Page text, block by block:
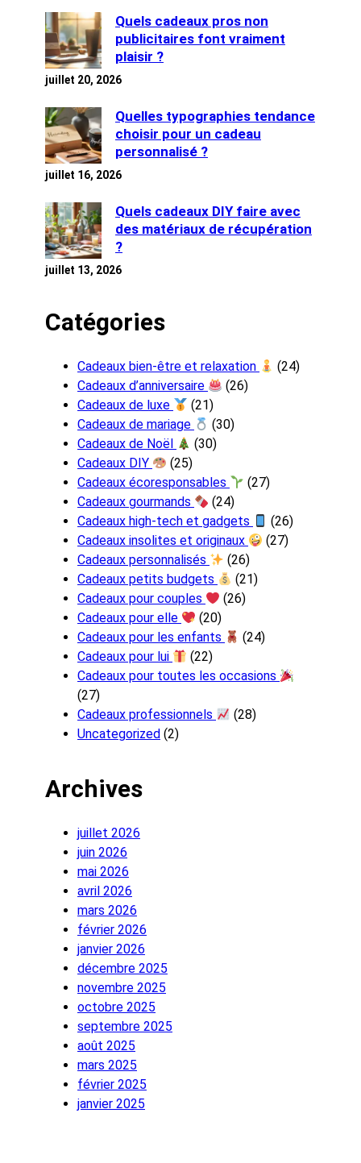
Quels cadeaux pros non
publicitaires font vraiment
plaisir ?
juillet 20, 2026
Quelles typographies tendance
choisir pour un cadeau
personnalisé ?
juillet 16, 2026
Quels cadeaux DIY faire avec
des matériaux de récupération
?
juillet 13, 2026
Catégories
Cadeaux bien-être et relaxation
(24)
Cadeaux d’anniversaire
(26)
Cadeaux de luxe
(21)
Cadeaux de mariage
(30)
Cadeaux de Noël
(30)
Cadeaux DIY
(25)
Cadeaux écoresponsables
(27)
Cadeaux gourmands
(24)
Cadeaux high-tech et gadgets
(26)
Cadeaux insolites et originaux
(27)
Cadeaux personnalisés
(26)
Cadeaux petits budgets
(21)
Cadeaux pour couples
(26)
Cadeaux pour elle
(20)
Cadeaux pour les enfants
(24)
Cadeaux pour lui
(22)
Cadeaux pour toutes les occasions
(27)
Cadeaux professionnels
(28)
Uncategorized (2)
Archives
juillet 2026
juin 2026
mai 2026
avril 2026
mars 2026
février 2026
janvier 2026
décembre 2025
novembre 2025
octobre 2025
septembre 2025
août 2025
mars 2025
février 2025
janvier 2025